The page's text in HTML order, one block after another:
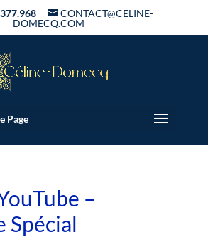
CONTACT@CELINE-
DOMECQ.COM
Page
–
Spécial